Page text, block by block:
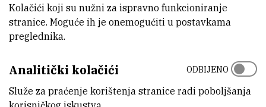
DATUM ZAVRŠETKA
31.8.2018.
Završen
IZNOS FINANCIRANJA
Kolačići koji su nužni za ispravno funkcioniranje
stranice. Moguće ih je onemogućiti u postavkama
preglednika.
Analitički kolačići
Služe za praćenje korištenja stranice radi poboljšanja
ODBIJENO